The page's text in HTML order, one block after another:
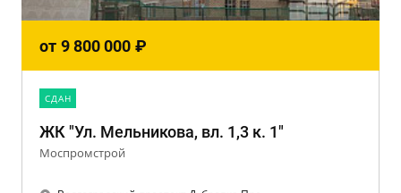
от 9 800 000 ₽
CДАН
ЖК "Ул. Мельникова, вл. 1,3 к. 1"
Моспромстрой